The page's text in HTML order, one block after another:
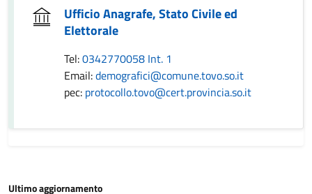
Ufficio Anagrafe, Stato Civile ed
Elettorale
Tel:0342770058 Int. 1
Email:demografici@comune.tovo.so.it
pec: protocollo.tovo@cert.provincia.so.it
Ultimo aggiornamento